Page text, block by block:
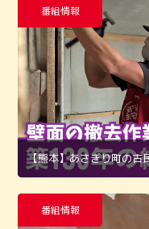
番組情報
【熊本】あさぎり町の
番組情報